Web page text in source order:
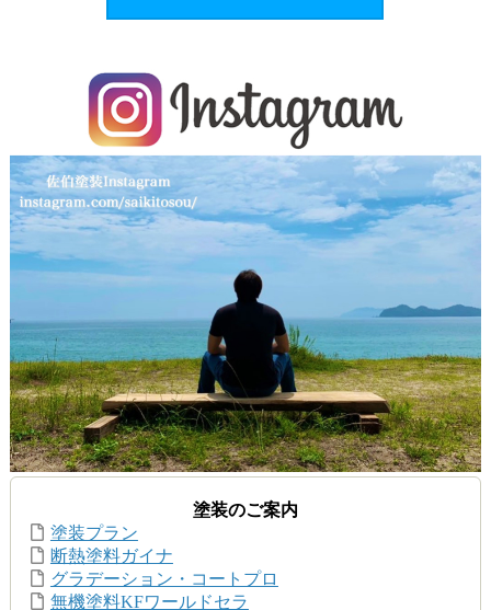
塗装のご案内
塗装プラン
断熱塗料ガイナ
グラデーション・コートプロ
無機塗料KFワールドセラ